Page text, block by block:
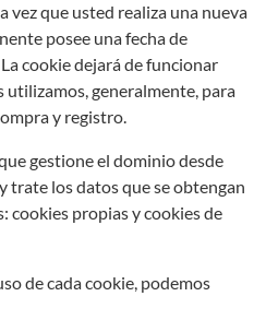
vez que usted realiza una nueva
posee una fecha de
cookie dejará de funcionar
utilizamos, generalmente, para
y registro.
gestione el dominio desde
trate los datos que se obtengan
cookies propias y cookies de
de cada cookie, podemos